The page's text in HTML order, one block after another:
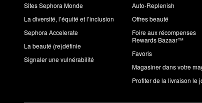
Sites Sephora Monde
La diversité, l’équité et l’inclusion
Sephora Accelerate
La beauté (re)définie
Signaler une vulnérabilité
Auto-Replenish
Offres beauté
Foire aux récompenses
Rewards Bazaar™
Favoris
Magasiner dans votre
Profiter de la livraison le